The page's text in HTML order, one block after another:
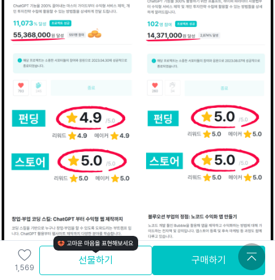
1,569
선물하기 구매하기